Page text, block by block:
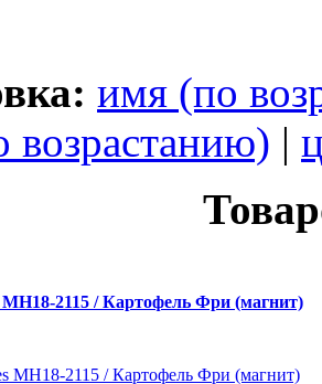
имя (по
возрастанию) |
2115 / Картофель Фри (магнит)